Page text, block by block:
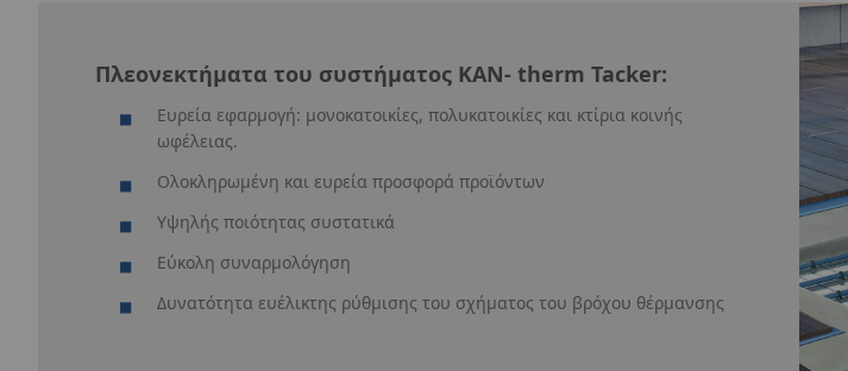
Πλεονεκτήματα του συστήματος KAN‑ therm Tacker:
Ευρεία εφαρμογή: μονοκατοικίες, πολυκατοικίες και κτίρια κοινής
ωφέλειας.
Ολοκληρωμένη και ευρεία προσφορά προϊόντων
Υψηλής ποιότητας συστατικά
Εύκολη συναρμολόγηση
Δυνατότητα ευέλικτης ρύθμισης του σχήματος του βρόχου θέρμανσης